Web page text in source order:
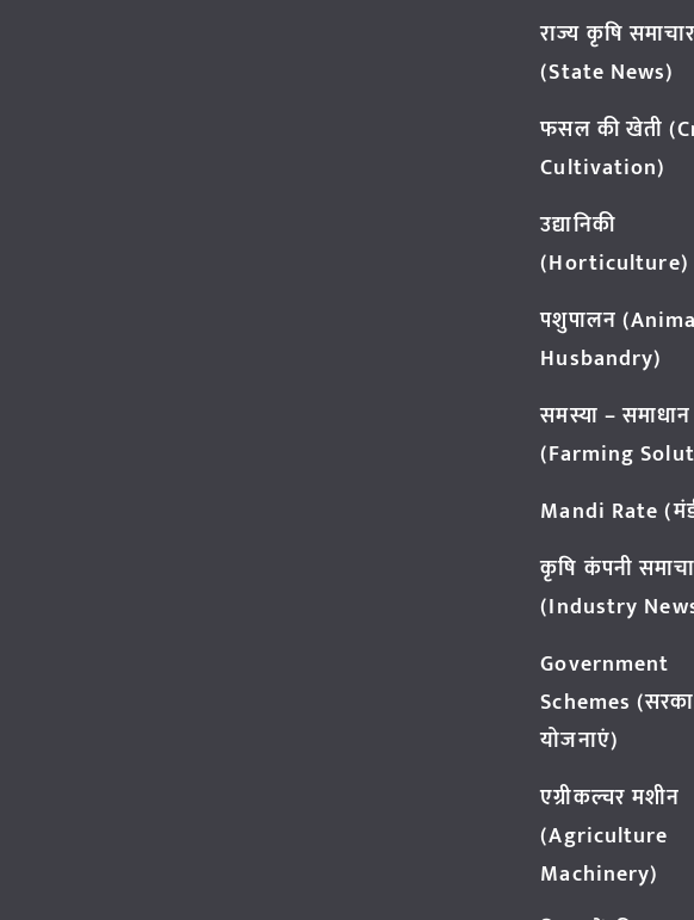
राज्य कृषि समाचार
(State News)
फसल की खेती
Cultivation)
उद्यानिकी
(Horticulture)
पशुपालन
Husbandry)
समस्या – समाधान
(Farming
Mandi Rate
कृषि कंपनी
(Industry
Government
Schemes
योजनाएं)
एग्रीकल्चर मशीन
(Agriculture
Machinery)